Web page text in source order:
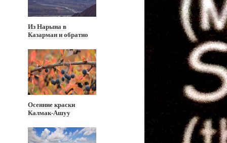
Из Нарына в
Казарман и обратно
Осенние краски
Калмак-Ашуу